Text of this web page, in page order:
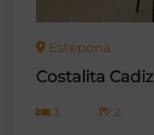
Estepona
Costalita Cadiz
3 2